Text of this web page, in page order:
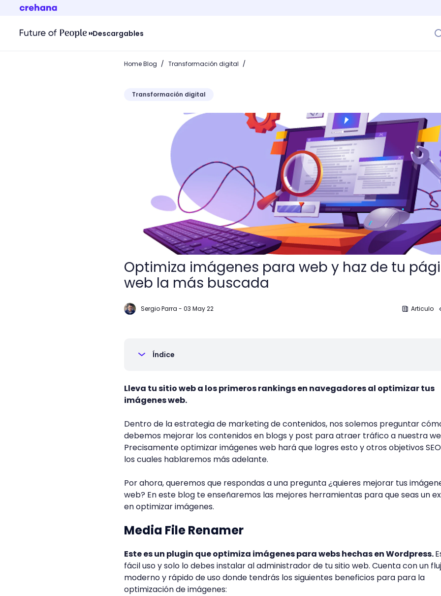
Descargables
Home Blog / Transformación digital /
Transformación digital
Optimiza imágenes para web y haz de tu página web la más buscada
Optimiza imágenes para web y haz de tu
web la más buscada
Sergio Parra - 03 May 22 Articulo
Índice
Lleva tu sitio web a los primeros rankings en navegadores al optimizar tus
imágenes web.
Dentro de la estrategia de marketing de contenidos, nos solemos preguntar
debemos mejorar los contenidos en blogs y post para atraer tráfico a nuestra
Precisamente optimizar imágenes web hará que logres esto y otros objetivos
los cuales hablaremos más adelante.
Por ahora, queremos que respondas a una pregunta ¿quieres mejorar tus
web? En este blog te enseñaremos las mejores herramientas para que seas un
en optimizar imágenes.
Media File Renamer
Este es un plugin que optimiza imágenes para webs hechas en Wordpress.
fácil uso y solo lo debes instalar al administrador de tu sitio web. Cuenta con un
moderno y rápido de uso donde tendrás los siguientes beneficios para para la
optimización de imágenes: